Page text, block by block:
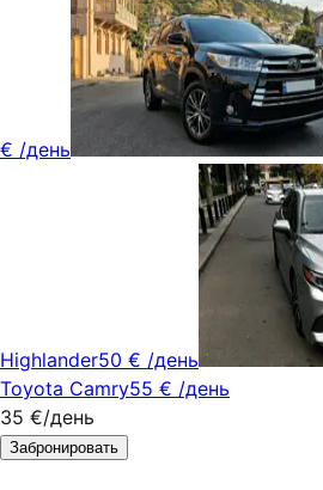
€ /день
Highlander50 € /день
Toyota Camry55 € /день
35 €/день
Забронировать